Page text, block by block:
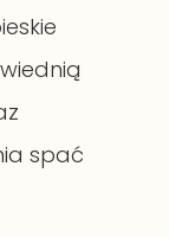
spać